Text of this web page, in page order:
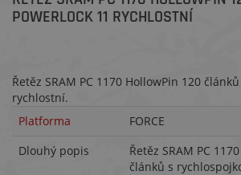
POWERLOCK 11 RYCHLOSTNÍ
Řetěz SRAM PC 1170 HollowPin 120
rychlostní.
Platforma
FORCE
Dlouhý popis
Řetěz SRAM PC
článků s